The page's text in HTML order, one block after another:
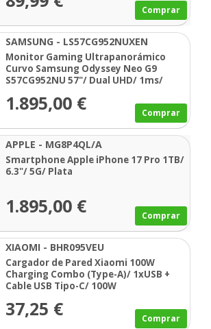
Comprar
SAMSUNG - LS57CG952NUXEN
Monitor Gaming Ultrapanorámico
Curvo Samsung Odyssey Neo G9
S57CG952NU 57"/ Dual UHD/ 1ms/
Blanco
1.895,00 € Comprar
APPLE - MG8P4QL/A
Smartphone Apple iPhone 17 Pro 1TB/
6.3"/ 5G/ Plata
1.895,00 € Comprar
XIAOMI - BHR095VEU
Cargador de Pared Xiaomi 100W
Charging Combo (Type-A)/ 1xUSB +
Cable USB Tipo-C/ 100W
37,25 € Comprar